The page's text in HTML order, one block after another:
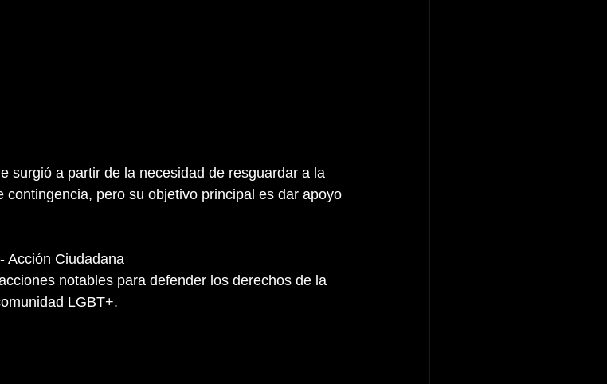
surgió a partir de la necesidad de resguardar a la
pero su objetivo principal es dar apoyo
Acción Ciudadana
notables para defender los derechos de la
LGBT+.